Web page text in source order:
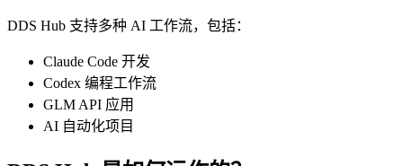
DDS Hub 支持多种 AI 工作流，包括：
Claude Code 开发
Codex 编程工作流
GLM API 应用
AI 自动化项目